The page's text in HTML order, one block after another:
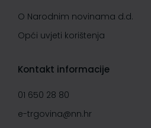
O Narodnim novinama d.d.
Opći uvjeti korištenja
Kontakt informacije
01 650 28 80
e-trgovina@nn.hr